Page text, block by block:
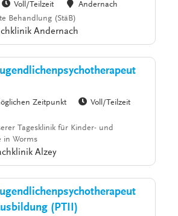
Voll/Teilzeit
Andernach
Behandlung (StäB)
Andernach
Zeitpunkt
Voll/Teilzeit
Tagesklinik für Kinder- und
in Worms
Alzey
(PTII)